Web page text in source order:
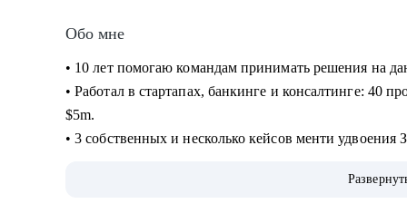
Обо мне
• 10 лет помогаю командам принимать решения на
• Работал в стартапах, банкинге и консалтинге: 40
$5m.
• 3 собственных и несколько кейсов менти
• На ты. Не в легкости, но на чилле. Живу в